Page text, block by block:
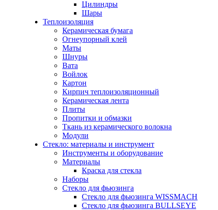
Цилиндры
Шары
Теплоизоляция
Керамическая бумага
Огнеупорный клей
Маты
Шнуры
Вата
Войлок
Картон
Кирпич теплоизоляционный
Керамическая лента
Плиты
Пропитки и обмазки
Ткань из керамического волокна
Модули
Стекло: материалы и инструмент
Инструменты и оборудование
Материалы
Краска для стекла
Наборы
Стекло для фьюзинга
Стекло для фьюзинга WISSMACH
Стекло для фьюзинга BULLSEYE